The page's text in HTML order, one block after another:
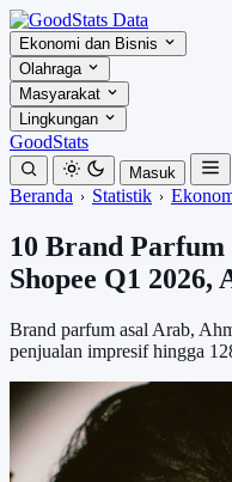
Ekonomi dan Bisnis
Olahraga
Masyarakat
Lingkungan
GoodStats
Masuk
Beranda Statistik
10 Brand
Shopee Q1
Brand parfum asal Arab,
penjualan impresif hingga